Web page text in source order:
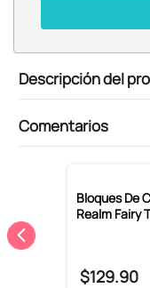
Descripción del
Comentarios
Bloques De
Realm Fairy
$129.90